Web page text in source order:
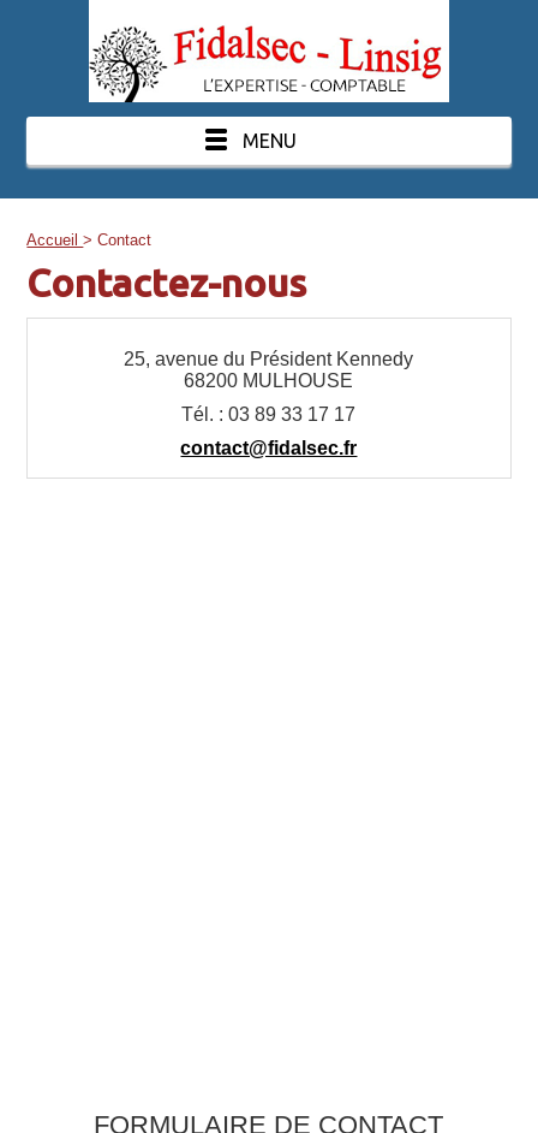
MENU
Accueil> Contact
Contactez-nous
25, avenue du Président Kennedy
68200 MULHOUSE
Tél. :03 89 33 17 17
contact@fidalsec.fr
FORMULAIRE DE CONTACT